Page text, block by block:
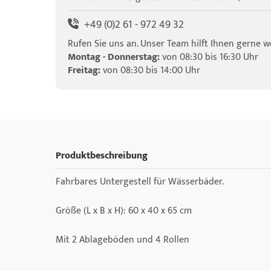
+49 (0)2 61 - 972 49 32
Rufen Sie uns an. Unser Team hilft Ihnen gerne
Montag - Donnerstag:von 08:30 bis 16:30 Uhr
Freitag:von 08:30 bis 14:00 Uhr
Produktbeschreibung
Fahrbares Untergestell für Wässerbäder.
Größe (L x B x H): 60 x 40 x 65 cm
Mit 2 Ablageböden und 4 Rollen